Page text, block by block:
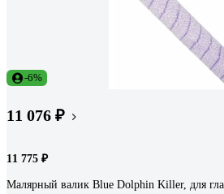
-6%
11 076 ₽
11 775 ₽
Малярный валик Blue Dolphin Killer, для